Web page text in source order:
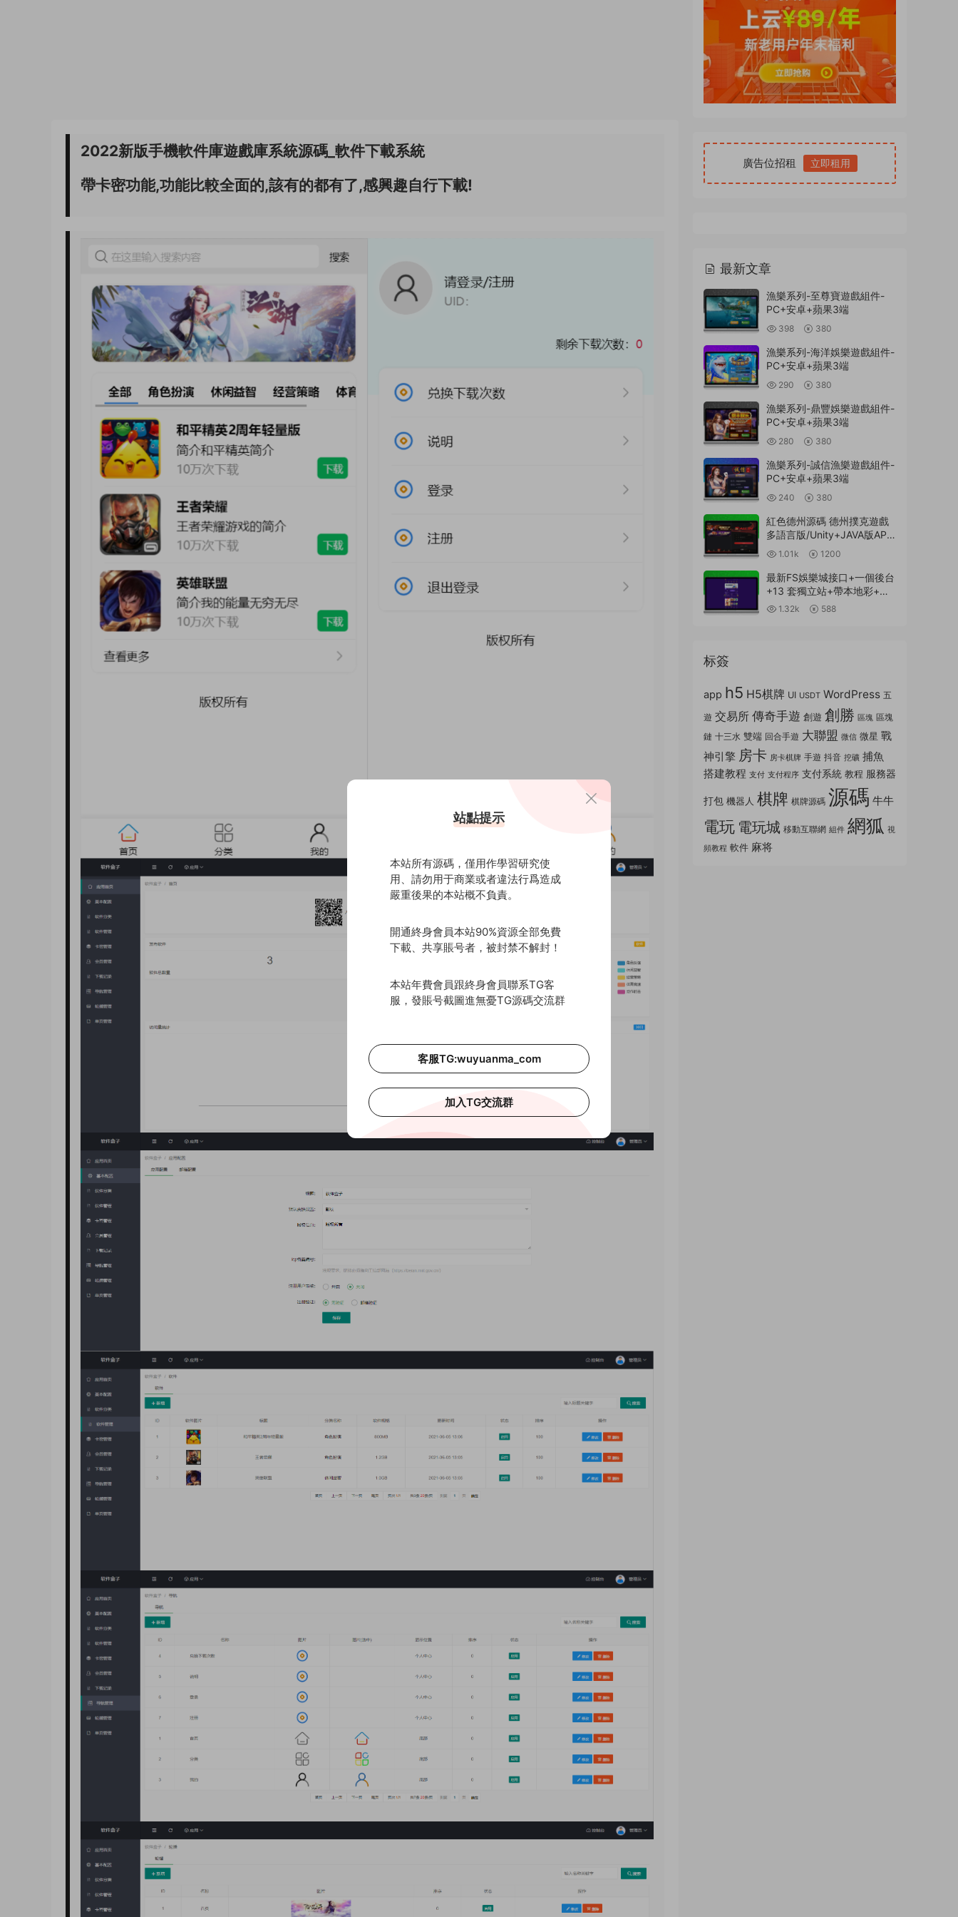
2022新版手機軟件庫遊戲庫系統源碼_軟件下載系統
帶卡密功能,功能比較全面的,該有的都有了,感興趣自行下載!
廣告位招租 立即租用
最新文章
漁樂系列-至尊寶遊戲組件-
PC+安卓+蘋果3端
398 380
漁樂系列-海洋娛樂遊戲組件-
PC+安卓+蘋果3端
290 380
漁樂系列-鼎豐娛樂遊戲組件-
PC+安卓+蘋果3端
280 380
漁樂系列-誠信漁樂遊戲組件-
PC+安卓+蘋果3端
240 380
紅色德州源碼 德州撲克遊戲
多語言版/Unity+JAVA版APP
雙端源碼/中英繁三語言+帶
控+帶彩池持倉/完美運行
1.01k 1200
最新FS娛樂城接口+一個後台
+13 套獨立站+帶本地彩+一
鍵搭建腳本
1.32k 588
标簽
app h5 H5棋牌 UI USDT WordPress 五
遊 交易所 傳奇手遊 創遊 創勝 區塊 區塊
鏈 十三水 雙端 回合手遊 大聯盟 微信 微星 戰
神引擎 房卡 房卡棋牌 手遊 抖音 挖礦 捕魚
搭建教程 支付 支付程序 支付系統 教程 服務器
打包 機器人 棋牌 棋牌源碼 源碼 牛牛
電玩 電玩城 移動互聯網 組件 網狐 視
頻教程 軟件 麻将
站點提示
本站所有源碼，僅用作學習研究使
用、請勿用于商業或者違法行爲造成
嚴重後果的本站概不負責。
開通終身會員本站90%資源全部免費
下載、共享賬号者，被封禁不解封！
本站年費會員跟終身會員聯系TG客
服，發賬号截圖進無憂TG源碼交流群
客服TG:wuyuanma_com
加入TG交流群